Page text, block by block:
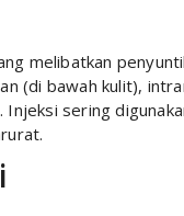
melibatkan
(di bawah kulit),
Injeksi sering